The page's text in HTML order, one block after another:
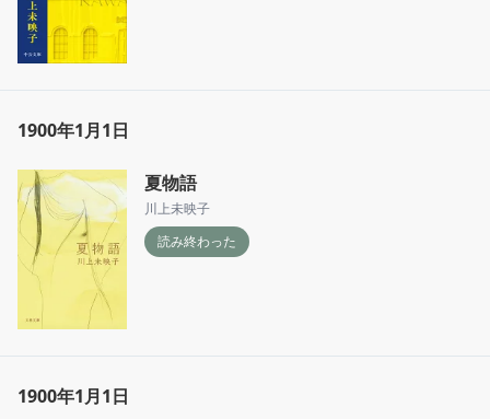
1900年1月1日
夏物語
川上未映子
読み終わった
1900年1月1日